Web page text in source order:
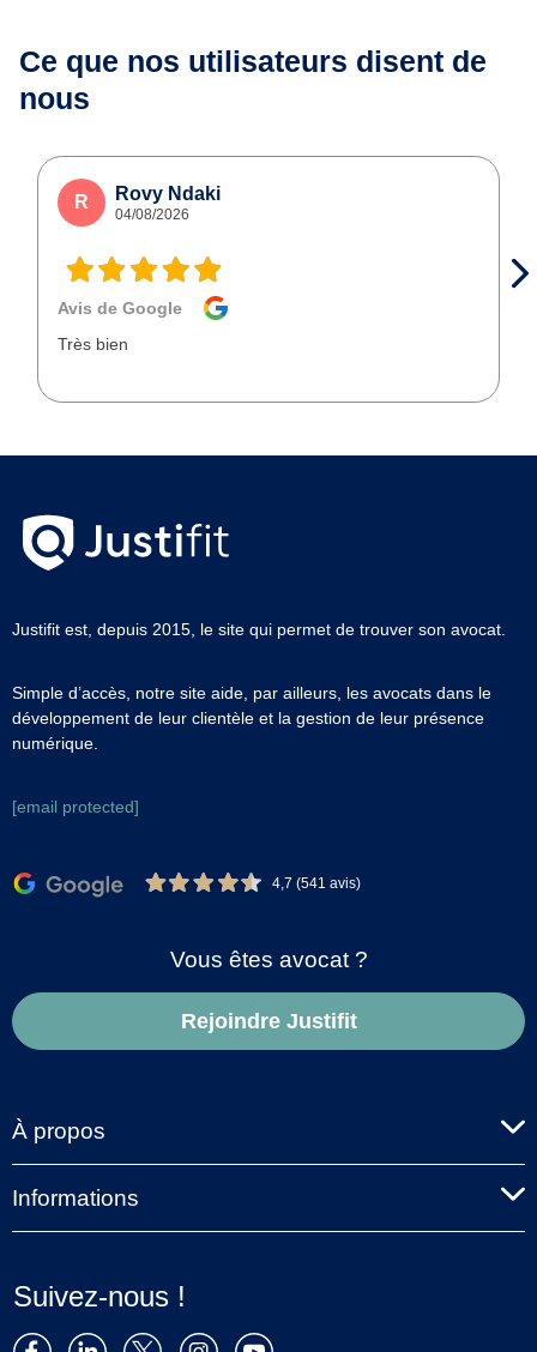
Ce que nos utilisateurs disent de
nous
R Rovy Ndaki
04/08/2026
Avis de Google
Très bien
Justifit est, depuis 2015, le site qui permet de trouver son avocat.
Simple d’accès, notre site aide, par ailleurs, les avocats dans le
développement de leur clientèle et la gestion de leur présence
numérique.
[email protected]
4,7 (541 avis)
Vous êtes avocat ?
Rejoindre Justifit
À propos
Informations
Suivez-nous !